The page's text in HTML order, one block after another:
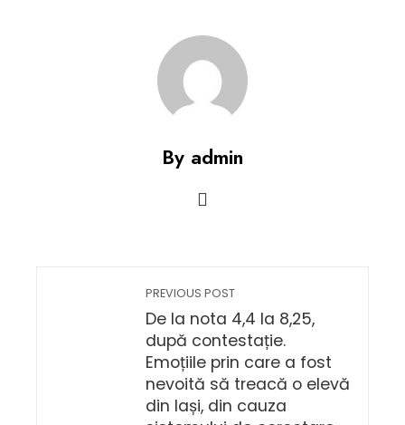
By admin
PREVIOUS POST
De la nota 4,4 la 8,25,
după contestație.
Emoțiile prin care a fost
nevoită să treacă o elevă
din Iași, din cauza